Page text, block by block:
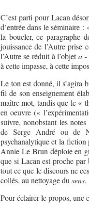
C’est parti pour Lacan
d’entrée dans le séminaire
la boucler, ce paragraphe
jouissance de l’Autre prise
l’Autre se réduit à l’objeta-
à cette impasse, à cette
Le ton est donné, il s’agira
fil de son enseignement
maître mot, tandis que le «
en oeuvre («
suivre, nonobstant les
de Serge André ou de
psychanalytique et la fiction
Annie Le Brun déploie en
que si Lacan est proche par
tout ce que le discours ne
collés, au nettoyage du sens.
Pour éclairer le propos, une